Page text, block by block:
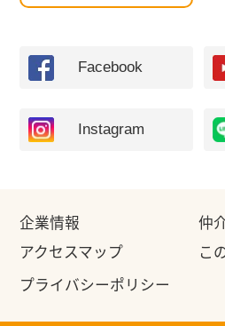
Facebook
Instagram
企業情報
仲
アクセスマップ
こ
プライバシーポリシー